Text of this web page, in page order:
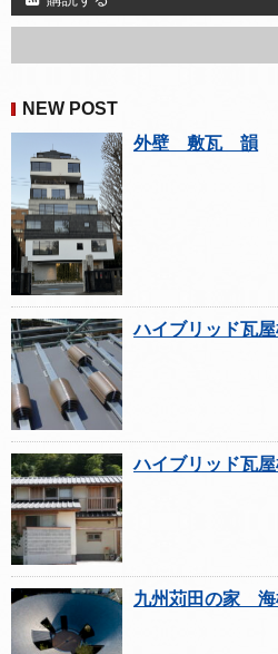
NEW POST
外壁 敷瓦 韻
ハイブリッド瓦
ハイブリッド瓦
九州苅田の家 海